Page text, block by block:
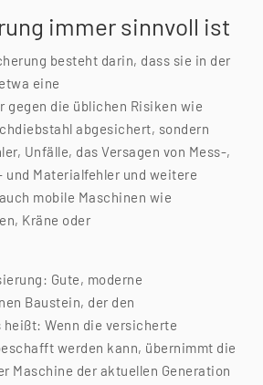
immer sinnvoll ist
besteht darin, dass sie in der
eine
die üblichen Risiken wie
abgesichert, sondern
Unfälle, das Versagen von Mess-,
Materialfehler und weitere
mobile Maschinen wie
Kräne oder
Gute, moderne
Baustein, der den
Wenn die versicherte
werden kann, übernimmt die
Maschine der aktuellen Generation